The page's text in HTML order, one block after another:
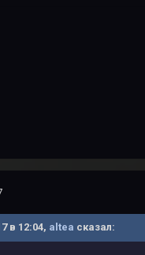
в 12:04, altea сказал: